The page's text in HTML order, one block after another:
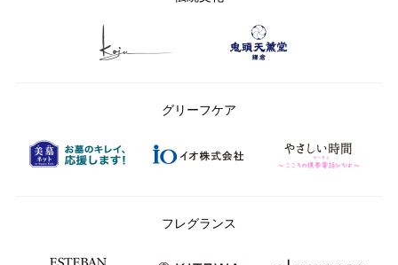
グリーフケア
フレグランス